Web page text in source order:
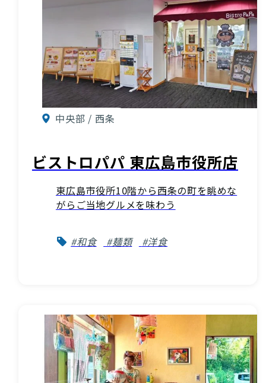
中央部 / 西条
ビストロパパ 東広島市役所店
東広島市役所10階から西条の町を眺めな
がらご当地グルメを味わう
#和食 #麺類 #洋食